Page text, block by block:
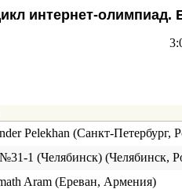
интернет-олимпиад.
Pelekhan (Санкт-Петербург,
1 (Челябинск) (Челябинск,
Aram (Ереван, Армения)